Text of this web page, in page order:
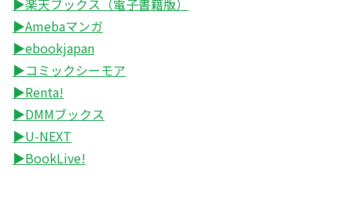
▶楽天ブックス（電子書籍版）
▶Amebaマンガ
▶ebookjapan
▶コミックシーモア
▶Renta!
▶DMMブックス
▶U-NEXT
▶BookLive!